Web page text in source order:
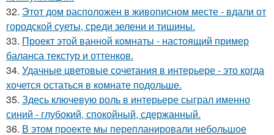
32. Этот дом расположен в живописном месте - вдали от
городской суеты, среди зелени и тишины.
33. Проект этой ванной комнаты - настоящий пример
баланса текстур и оттенков.
34. Удачные цветовые сочетания в интерьере - это когда
хочется остаться в комнате подольше.
35. Здесь ключевую роль в интерьере сыграл именно
синий - глубокий, спокойный, сдержанный.
36. В этом проекте мы перепланировали небольшое